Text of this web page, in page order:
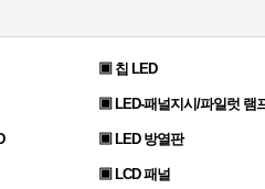
▣ 칩 LED
▣ LED-패널지시/파일럿 램
▣ LED 방열판
▣ LCD 패널